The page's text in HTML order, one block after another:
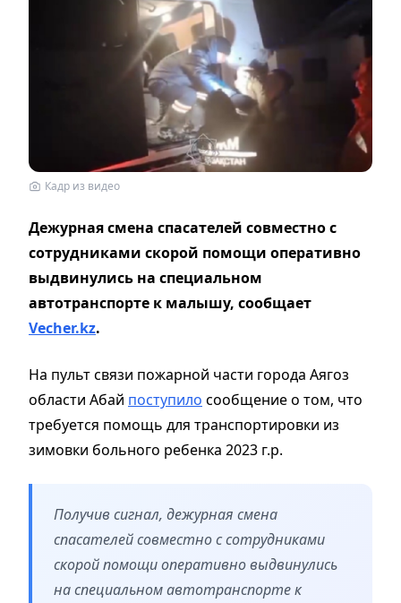
Кадр из видео
Дежурная смена спасателей совместно с
сотрудниками скорой помощи оперативно
выдвинулись на специальном
автотранспорте к малышу, сообщает
Vecher.kz.
На пульт связи пожарной части города Аягоз
области Абай поступило сообщение о том, что
требуется помощь для транспортировки из
зимовки больного ребенка 2023 г.р.
Получив сигнал, дежурная смена
спасателей совместно с сотрудниками
скорой помощи оперативно выдвинулись
на специальном автотранспорте к